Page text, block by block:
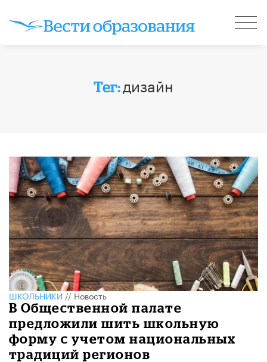
Тег:дизайн
ШКОЛЬНИКИ//Новость
В Общественной палате
предложили шить школьную
форму с учетом национальных
традиций регионов